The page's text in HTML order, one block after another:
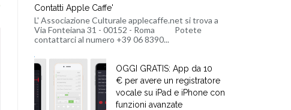
Contatti Apple Caffe'
L' Associazione Culturale applecaffe.net si trova a
Via Fonteiana 31 - 00152 - Roma Potete
contattarci al numero +39 06 8390...
OGGI GRATIS: App da 10
€ per avere un registratore
vocale su iPad e iPhone con
funzioni avanzate